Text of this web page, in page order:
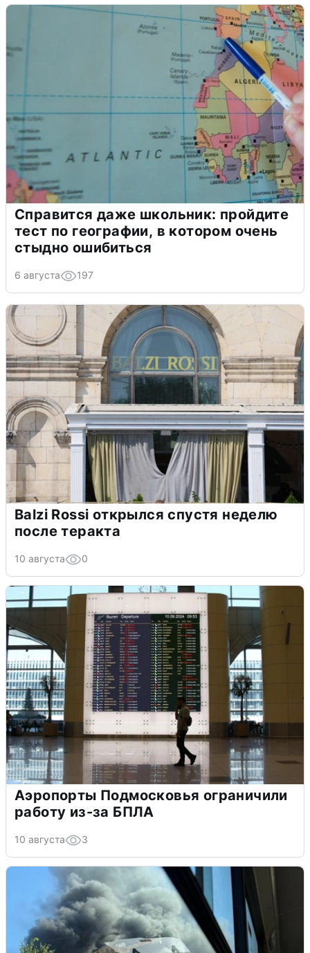
Справится даже школьник: пройдите
тест по географии, в котором очень
стыдно ошибиться
6 августа 197
Balzi Rossi открылся спустя неделю
после теракта
10 августа 0
Аэропорты Подмосковья ограничили
работу из-за БПЛА
10 августа 3